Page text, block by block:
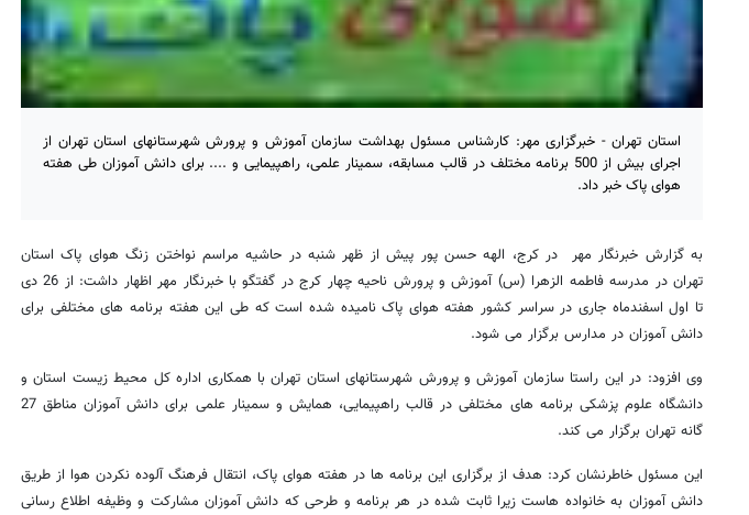
استان تهران - خبرگزاری مهر: کارشناس مسئول بهداشت سازمان آموزش و پرورش شهرستانهای استان تهران از
اجرای بیش از 500 برنامه مختلف در قالب مسابقه، سمینار علمی، راهپیمایی و .... برای دانش آموزان طی هفته
هوای پاک خبر داد.
به گزارش خبرنگار مهر در کرج، الهه حسن پور پیش از ظهر شنبه در حاشیه مراسم نواختن زنگ هوای پاک استان
تهران در مدرسه فاطمه الزهرا (س) آموزش و پرورش ناحیه چهار کرج در گفتگو با خبرنگار مهر اظهار داشت: از 26 دی
تا اول اسفندماه جاری در سراسر کشور هفته هوای پاک نامیده شده است که طی این هفته برنامه های مختلفی برای
دانش آموزان در مدارس برگزار می شود.
وی افزود: در این راستا سازمان آموزش و پرورش شهرستانهای استان تهران با همکاری اداره کل محیط زیست استان و
دانشگاه علوم پزشکی برنامه های مختلفی در قالب راهپیمایی، همایش و سمینار علمی برای دانش آموزان مناطق 27
گانه تهران برگزار می کند.
این مسئول خاطرنشان کرد: هدف از برگزاری این برنامه ها در هفته هوای پاک، انتقال فرهنگ آلوده نکردن هوا از طریق
دانش آموزان به خانواده هاست زیرا ثابت شده در هر برنامه و طرحی که دانش آموزان مشارکت و وظیفه اطلاع رسانی